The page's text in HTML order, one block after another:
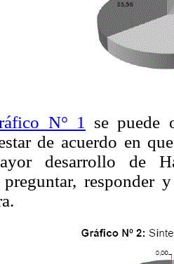
N° 1
se puede
de acuerdo en
desarrollo de
preguntar,